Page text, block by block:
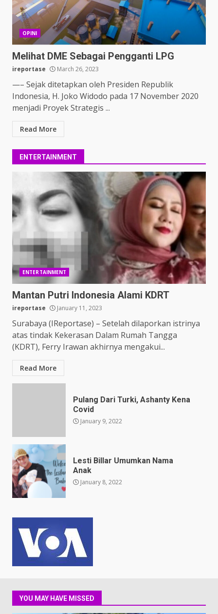
OPINI
Melihat DME Sebagai Pengganti LPG
ireportase March 26, 2023
—– Sejak ditetapkan oleh Presiden Republik
Indonesia, H. Joko Widodo pada 17 November 2020
menjadi Proyek Strategis ...
Read More
ENTERTAINMENT
ENTERTAINMENT
Mantan Putri Indonesia Alami KDRT
ireportase January 11, 2023
Surabaya (IReportase) – Setelah dilaporkan istrinya
atas tindak Kekerasan Dalam Rumah Tangga
(KDRT), Ferry Irawan akhirnya mengakui...
Read More
Pulang Dari Turki, Ashanty Kena
Covid
January 9, 2022
Lesti Billar Umumkan Nama
Anak
January 8, 2022
YOU MAY HAVE MISSED